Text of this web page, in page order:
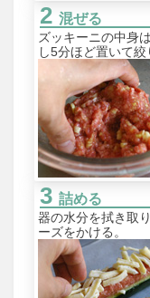
混ぜる
ズッキーニの中身
し5分ほど置いて絞
詰める
器の水分を拭き取
ーズをかける。